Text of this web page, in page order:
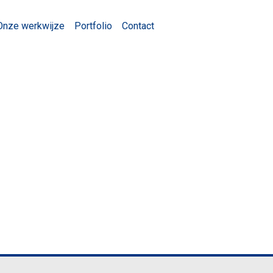
werkwijze Portfolio Contact